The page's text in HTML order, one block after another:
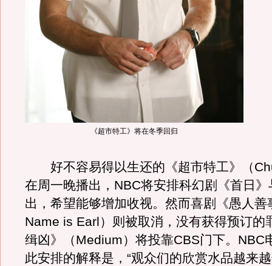
《超市特工》将在冬季回归
好不容易得以生还的《超市特工》（
在周一晚播出，NBC将安排科幻剧《首日
出，希望能够增加收视。然而喜剧《愚人善
Name is Earl）则被取消，没有获得预订的
缉凶》（Medium）将投靠CBS门下。NBC
此安排的解释是，“观众们的欣赏水品越来